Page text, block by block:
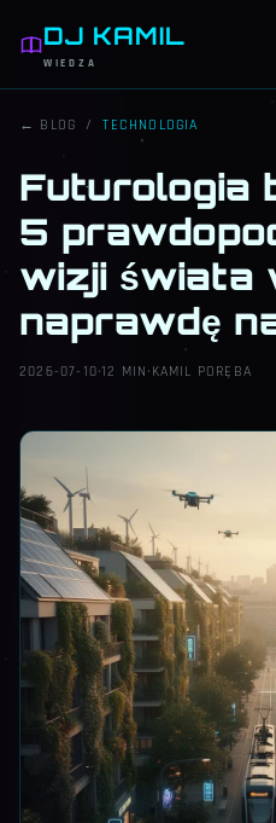
DJ KAMIL
WIEDZA
← BLOG / TECHNOLOGIA
Futurologia
5
wizji świata
naprawdę
2026-07-10·12 MIN · KAMIL PORĘBA